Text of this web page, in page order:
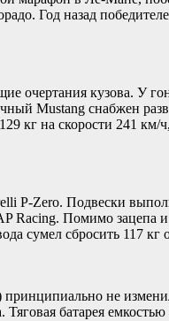
Год назад
очертания кузова. У
Mustang снабжен
кг на скорости 241 км/
P-Zero. Подвески
Помимо зацепа
сумел сбросить 117 кг
не
батарея